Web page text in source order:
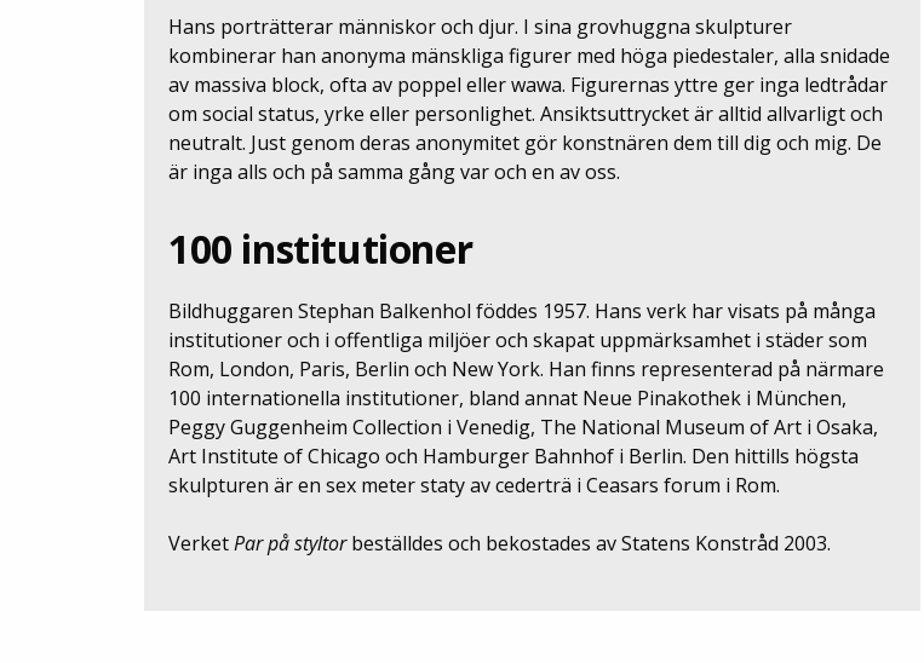
Hans porträtterar människor och djur. I sina grovhuggna skulpturer
kombinerar han anonyma mänskliga figurer med höga piedestaler, alla snidade
av massiva block, ofta av poppel eller wawa. Figurernas yttre ger inga ledtrådar
om social status, yrke eller personlighet. Ansiktsuttrycket är alltid allvarligt och
neutralt. Just genom deras anonymitet gör konstnären dem till dig och mig. De
är inga alls och på samma gång var och en av oss.
100 institutioner
Bildhuggaren Stephan Balkenhol föddes 1957. Hans verk har visats på många
institutioner och i offentliga miljöer och skapat uppmärksamhet i städer som
Rom, London, Paris, Berlin och New York. Han finns representerad på närmare
100 internationella institutioner, bland annat Neue Pinakothek i München,
Peggy Guggenheim Collection i Venedig, The National Museum of Art i Osaka,
Art Institute of Chicago och Hamburger Bahnhof i Berlin. Den hittills högsta
skulpturen är en sex meter staty av cederträ i Ceasars forum i Rom.
VerketPar på styltorbeställdes och bekostades av Statens Konstråd 2003.